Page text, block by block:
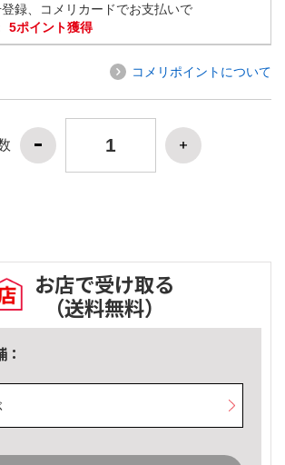
録、コメリカードでお支払いで
5ポイント獲得
コメリポイントについて
お店で受け取る
（送料無料）